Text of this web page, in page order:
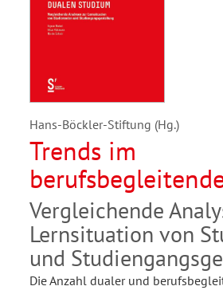
Hans-Böckler-Stiftung (Hg.)
Trends im
dualen Studium
Vergleichende
Lernsituation von
und
Die Anzahl dualer und